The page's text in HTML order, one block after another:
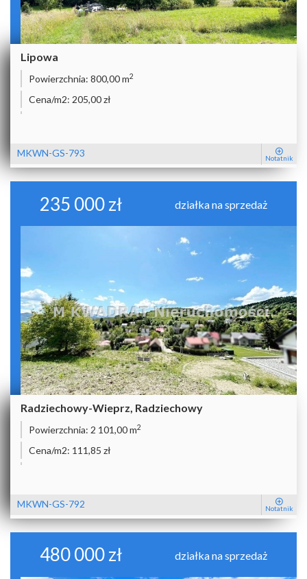
Lipowa
Powierzchnia: 800,00 m2
Cena/m2: 205,00 zł
MKWN-GS-793 Notatnik
235 000 zł działka na sprzedaż
Radziechowy-Wieprz, Radziechowy
Powierzchnia: 2 101,00 m2
Cena/m2: 111,85 zł
MKWN-GS-792 Notatnik
480 000 zł działka na sprzedaż